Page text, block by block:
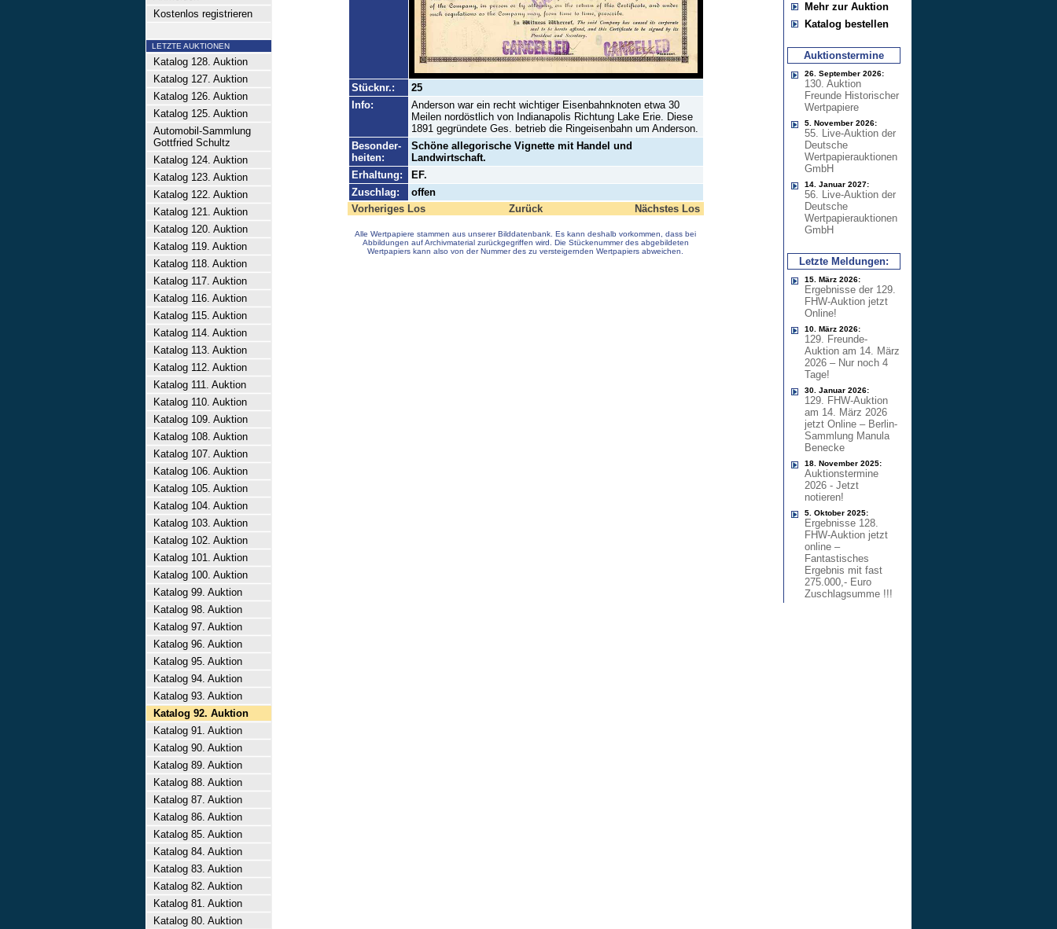
Kostenlos registrieren
LETZTE AUKTIONEN
Katalog 128. Auktion
Katalog 127. Auktion
Katalog 126. Auktion
Katalog 125. Auktion
Automobil-Sammlung
Gottfried Schultz
Katalog 124. Auktion
Katalog 123. Auktion
Katalog 122. Auktion
Katalog 121. Auktion
Katalog 120. Auktion
Katalog 119. Auktion
Katalog 118. Auktion
Katalog 117. Auktion
Katalog 116. Auktion
Katalog 115. Auktion
Katalog 114. Auktion
Katalog 113. Auktion
Katalog 112. Auktion
Katalog 111. Auktion
Katalog 110. Auktion
Katalog 109. Auktion
Katalog 108. Auktion
Katalog 107. Auktion
Katalog 106. Auktion
Katalog 105. Auktion
Katalog 104. Auktion
Katalog 103. Auktion
Katalog 102. Auktion
Katalog 101. Auktion
Katalog 100. Auktion
Katalog 99. Auktion
Katalog 98. Auktion
Katalog 97. Auktion
Katalog 96. Auktion
Katalog 95. Auktion
Katalog 94. Auktion
Katalog 93. Auktion
Katalog 92. Auktion
Katalog 91. Auktion
Katalog 90. Auktion
Katalog 89. Auktion
Katalog 88. Auktion
Katalog 87. Auktion
Katalog 86. Auktion
Katalog 85. Auktion
Katalog 84. Auktion
Katalog 83. Auktion
Katalog 82. Auktion
Katalog 81. Auktion
Katalog 80. Auktion
Stücknr.:
25
Info:
Anderson war ein recht wichtiger Eisenbahnknoten etwa 30
Meilen nordöstlich von Indianapolis Richtung Lake Erie. Diese
1891 gegründete Ges. betrieb die Ringeisenbahn um Anderson.
Besonder-
heiten:
Schöne allegorische Vignette mit Handel und
Landwirtschaft.
Erhaltung:
EF.
Zuschlag:
offen
Vorheriges Los
Zurück Nächstes Los
Alle Wertpapiere stammen aus unserer Bilddatenbank. Es kann deshalb vorkommen, dass bei
Abbildungen auf Archivmaterial zurückgegriffen wird. Die Stückenummer des abgebildeten
Wertpapiers kann also von der Nummer des zu versteigernden Wertpapiers abweichen.
Mehr zur Auktion
Katalog bestellen
Auktionstermine
26. September 2026:
130. Auktion
Freunde Historischer
Wertpapiere
5. November 2026:
55. Live-Auktion der
Deutsche
Wertpapierauktionen
GmbH
14. Januar 2027:
56. Live-Auktion der
Deutsche
Wertpapierauktionen
GmbH
Letzte Meldungen:
15. März 2026:
Ergebnisse der 129.
FHW-Auktion jetzt
Online!
10. März 2026:
129. Freunde-
Auktion am 14. März
2026 – Nur noch 4
Tage!
30. Januar 2026:
129. FHW-Auktion
am 14. März 2026
jetzt Online – Berlin-
Sammlung Manula
Benecke
18. November 2025:
Auktionstermine
2026 - Jetzt
notieren!
5. Oktober 2025:
Ergebnisse 128.
FHW-Auktion jetzt
online –
Fantastisches
Ergebnis mit fast
275.000,- Euro
Zuschlagsumme !!!